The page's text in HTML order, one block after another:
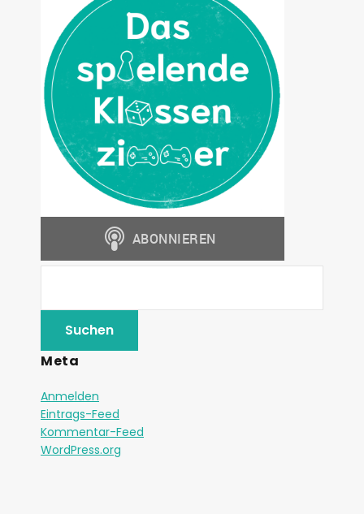
Meta
Anmelden
Eintrags-Feed
Kommentar-Feed
WordPress.org